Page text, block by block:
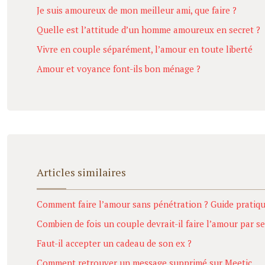
Je suis amoureux de mon meilleur ami, que faire ?
Quelle est l’attitude d’un homme amoureux en secret ?
Vivre en couple séparément, l’amour en toute liberté
Amour et voyance font-ils bon ménage ?
Articles similaires
Comment faire l’amour sans pénétration ? Guide
Combien de fois un couple devrait-il faire l’amour par
Faut-il accepter un cadeau de son ex ?
Comment retrouver un message supprimé sur Meetic